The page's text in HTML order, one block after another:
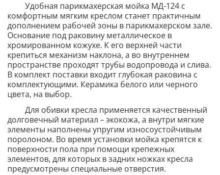
Удобная парикмахерская мойка МД-124 с
комфортным мягким креслом станет практичным
дополнением рабочей зоны в парикмахерском зале.
Основание под раковину металлическое в
хромированном кожухе. К его верхней части
крепиться механизм наклона, а во внутреннем
пространстве проходят трубы водопровода и слива.
В комплект поставки входит глубокая раковина с
комплектующими. Керамика белого или черного
цвета, на выбор.
Для обивки кресла применяется качественный
долговечный материал – экокожа, а внутри мягкие
элементы наполнены упругим износоустойчивым
поролоном. Во время установки мойка крепятся к
поверхности пола при помощи крепежных
элементов, для которых в задних ножках кресла
предусмотрены специальные отверстия.